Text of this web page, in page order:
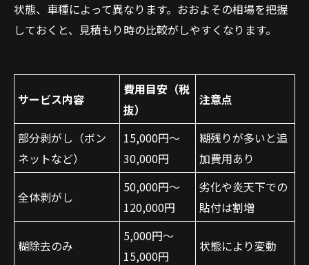
状態、車種によって異なります。おおよその相場を把握
しておくと、見積もり時の比較がしやすくなります。
サービス内容
費用目安（税
抜）
注意点
部分剥がし（ボン
ネットなど）
15,000円〜
30,000円
糊残りが多いと追
加費用あり
全体剥がし
50,000円〜
120,000円
劣化や炎天下での
貼付は割増
糊除去のみ
5,000円〜
15,000円
状態により変動